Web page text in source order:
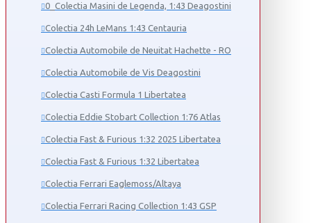
0_Colectia Masini de Legenda, 1:43 Deagostini
Colectia 24h LeMans 1:43 Centauria
Colectia Automobile de Neuitat Hachette - RO
Colectia Automobile de Vis Deagostini
Colectia Casti Formula 1 Libertatea
Colectia Eddie Stobart Collection 1:76 Atlas
Colectia Fast & Furious 1:32 2025 Libertatea
Colectia Fast & Furious 1:32 Libertatea
Colectia Ferrari Eaglemoss/Altaya
Colectia Ferrari Racing Collection 1:43 GSP